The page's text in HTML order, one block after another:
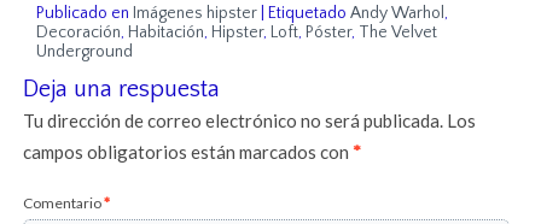
Publicado en Imágenes hipster |Etiquetado Andy Warhol,
Decoración, Habitación, Hipster, Loft, Póster, The Velvet
Underground
Deja una respuesta
Tu dirección de correo electrónico no será publicada. Los
campos obligatorios están marcados con*
Comentario*